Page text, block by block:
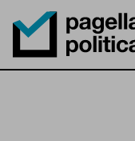
Pagella Politica Logo